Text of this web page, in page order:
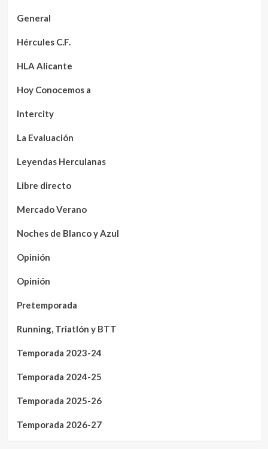
General
Hércules C.F.
HLA Alicante
Hoy Conocemos a
Intercity
La Evaluación
Leyendas Herculanas
Libre directo
Mercado Verano
Noches de Blanco y Azul
Opinión
Opinión
Pretemporada
Running, Triatlón y BTT
Temporada 2023-24
Temporada 2024-25
Temporada 2025-26
Temporada 2026-27